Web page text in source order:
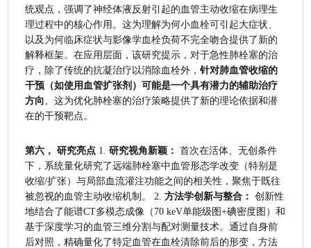
统观点，强调了神经体液反射引起的血管主动收缩在病理生
理过程中的核心作用。这为理解为何小血栓可引起大症状、
以及为何临床症状与影像学血栓负荷不完全吻合提供了新的
解释框架。在应用层面，该研究提示，对于急性肺栓塞的治
疗，除了传统的抗凝治疗以消除血栓外，针对肺血管收缩的
干预（如使用血管扩张剂）可能是一个具有潜力的辅助治疗
方向 。这为优化肺栓塞的治疗策略提供了新的理论依据和潜
在的干预靶点。
第六， 研究亮点 1. 研究视角新颖： 首次在活体、无创条件
下，系统量化研究了远端肺栓塞中血管形态学改变（特别是
收缩/扩张）与局部血流灌注功能之间的相关性，聚焦于既往
被忽视的血管主动收缩机制。 2. 方法学创新与整合： 创新性
地结合了能谱CT多模态成像（70 keV单能级图+碘密度图）和
基于深度学习的血管三维分割与配对测量技术。通过自身前
后对照，精确量化了特定血管在血栓清除前后的形变，方法